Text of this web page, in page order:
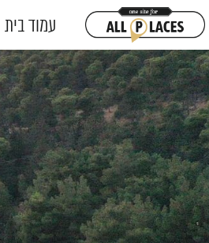
עמוד בית